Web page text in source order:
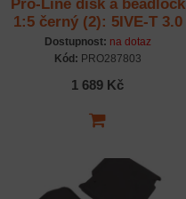
Pro-Line disk a beadlock
1:5 černý (2): 5IVE-T 3.0
Dostupnost: na dotaz
Kód: PRO287803
1 689 Kč